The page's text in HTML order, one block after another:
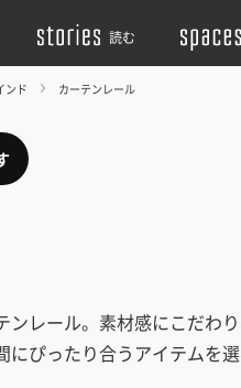
読む
ンド カーテンレール
ンレール。素材感にこだわ
ぴったり合うアイテムを選